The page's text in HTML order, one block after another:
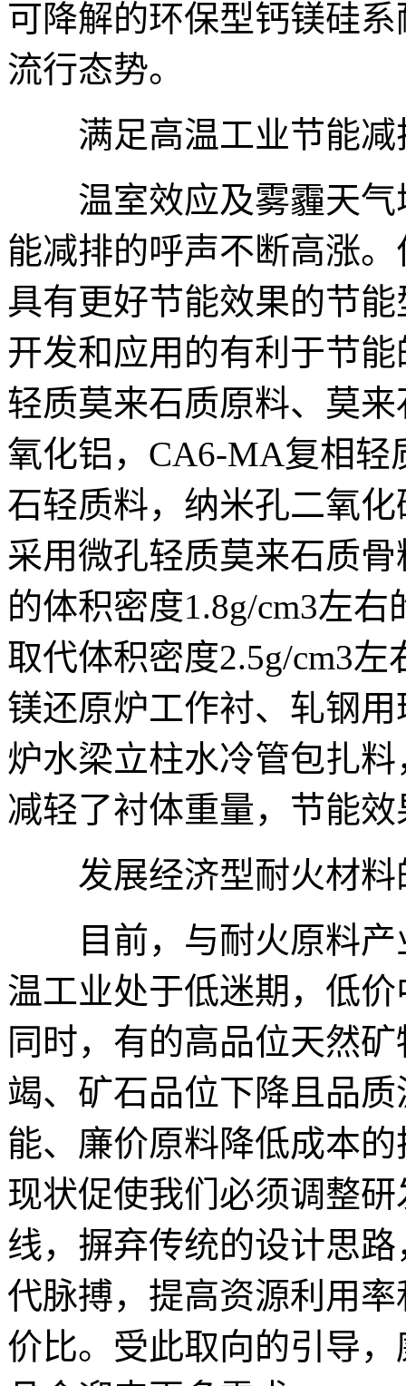
可降解的环保型钙镁硅
流行态势。
满足高温工业节能减
温室效应及雾霾天气
能减排的呼声不断高涨
具有更好节能效果的节
开发和应用的有利于节
轻质莫来石质原料、莫
氧化铝，CA6-MA复相
石轻质料，纳米孔二氧
采用微孔轻质莫来石质
的体积密度1.8g/cm3左右
取代体积密度2.5g/cm3
镁还原炉工作衬、轧钢
炉水梁立柱水冷管包扎
减轻了衬体重量，节能
发展经济型耐火材料
目前，与耐火原料产
温工业处于低迷期，低
同时，有的高品位天然
竭、矿石品位下降且品
能、廉价原料降低成本
现状促使我们必须调整
线，摒弃传统的设计思
代脉搏，提高资源利用
价比。受此取向的引导